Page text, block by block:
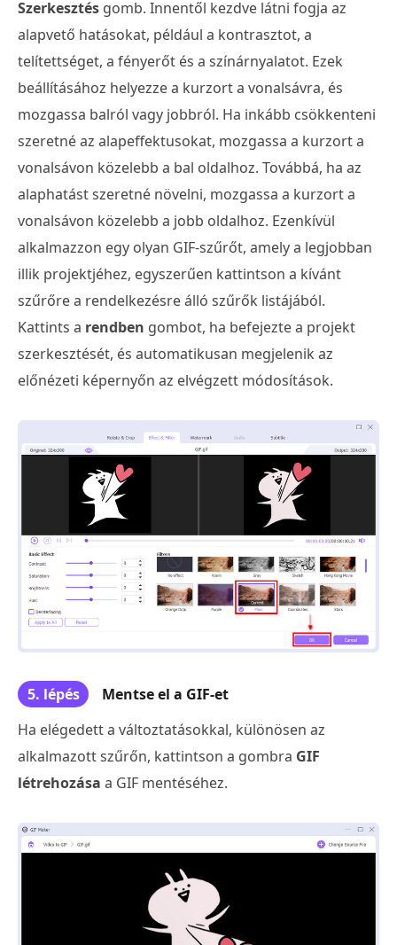
Szerkesztés gomb. Innentől kezdve látni fogja az
alapvető hatásokat, például a kontrasztot, a
telítettséget, a fényerőt és a színárnyalatot. Ezek
beállításához helyezze a kurzort a vonalsávra, és
mozgassa balról vagy jobbról. Ha inkább csökkenteni
szeretné az alapeffektusokat, mozgassa a kurzort a
vonalsávon közelebb a bal oldalhoz. Továbbá, ha az
alaphatást szeretné növelni, mozgassa a kurzort a
vonalsávon közelebb a jobb oldalhoz. Ezenkívül
alkalmazzon egy olyan GIF-szűrőt, amely a legjobban
illik projektjéhez, egyszerűen kattintson a kívánt
szűrőre a rendelkezésre álló szűrők listájából.
Kattints a rendben gombot, ha befejezte a projekt
szerkesztését, és automatikusan megjelenik az
előnézeti képernyőn az elvégzett módosítások.
5. lépés
Mentse el a GIF-et
Ha elégedett a változtatásokkal, különösen az
alkalmazott szűrőn, kattintson a gombra GIF
létrehozása a GIF mentéséhez.